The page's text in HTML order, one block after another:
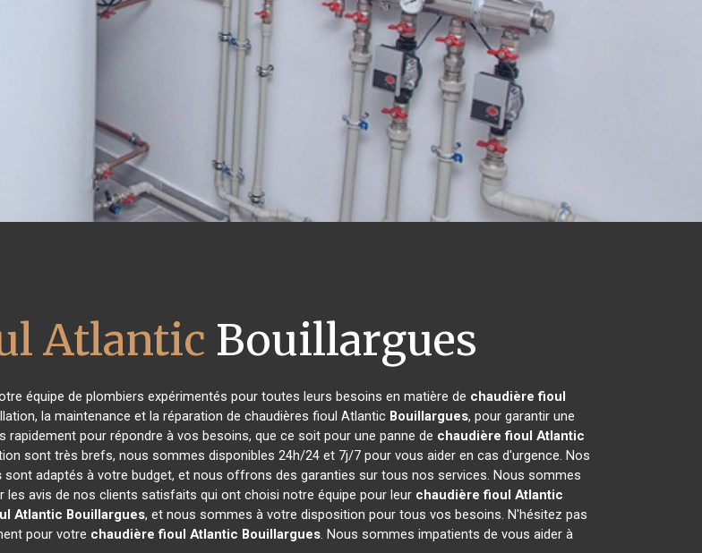
Atlantic Bouillargues
équipe de plombiers expérimentés pour toutes leurs besoins en matière de chaudière fioul
la maintenance et la réparation de chaudières fioul Atlantic Bouillargues, pour garantir une
pour répondre à vos besoins, que ce soit pour une panne de chaudière fioul Atlantic
sont très brefs, nous sommes disponibles 24h/24 et 7j/7 pour vous aider en cas d'urgence. Nos
sont adaptés à votre budget, et nous offrons des garanties sur tous nos services. Nous sommes
avis de nos clients satisfaits qui ont choisi notre équipe pour leur chaudière fioul Atlantic
Atlantic Bouillargues, et nous sommes à votre disposition pour tous vos besoins. N'hésitez pas
pour votre chaudière fioul Atlantic Bouillargues. Nous sommes impatients de vous aider à